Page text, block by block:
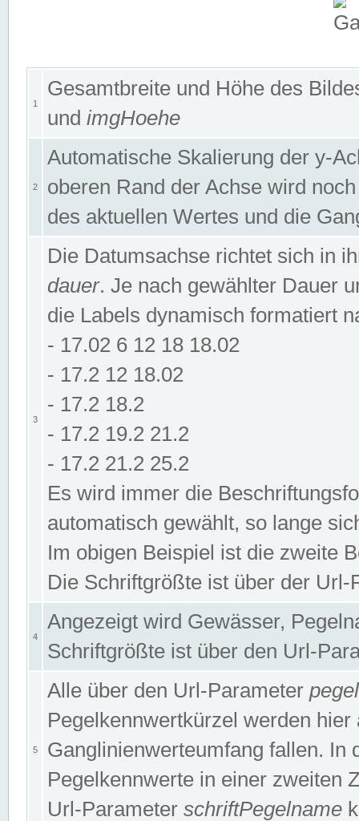
1
Gesamtbreite und Höhe des
und imgHoehe
2
Automatische Skalierung der y-
oberen Rand der Achse wird
des aktuellen Wertes und die
3
Die Datumsachse richtet sich in
dauer. Je nach gewählter Dauer
die Labels dynamisch formatiert
- 17.02 6 12 18 18.02
- 17.2 12 18.02
- 17.2 18.2
- 17.2 19.2 21.2
- 17.2 21.2 25.2
Es wird immer die
automatisch gewählt, so lange
Im obigen Beispiel ist die zweite
Die Schriftgrößte ist über der
4
Angezeigt wird Gewässer,
Schriftgrößte ist über den Url-
5
Alle über den Url-Parameter
Pegelkennwertkürzel werden
Ganglinienwerteumfang fallen. In
Pegelkennwerte in einer zweiten
Url-Parameter schriftPegelname